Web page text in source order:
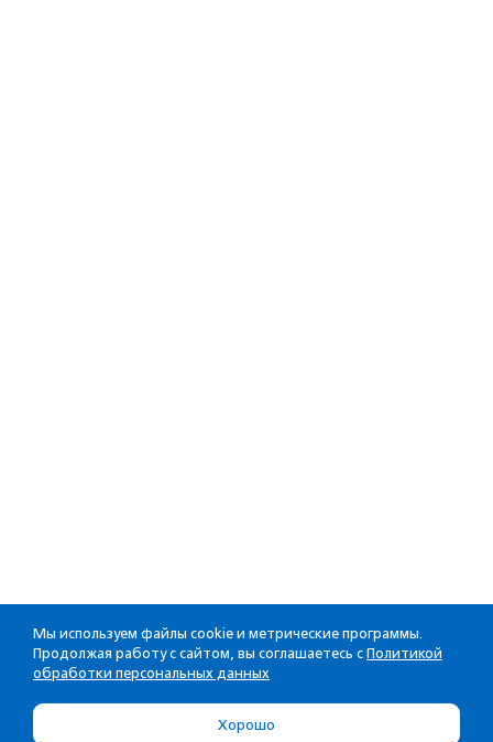
Мы используем файлы cookie и метрические программы.
Продолжая работу с сайтом, вы соглашаетесь с Политикой
обработки персональных данных
Хорошо